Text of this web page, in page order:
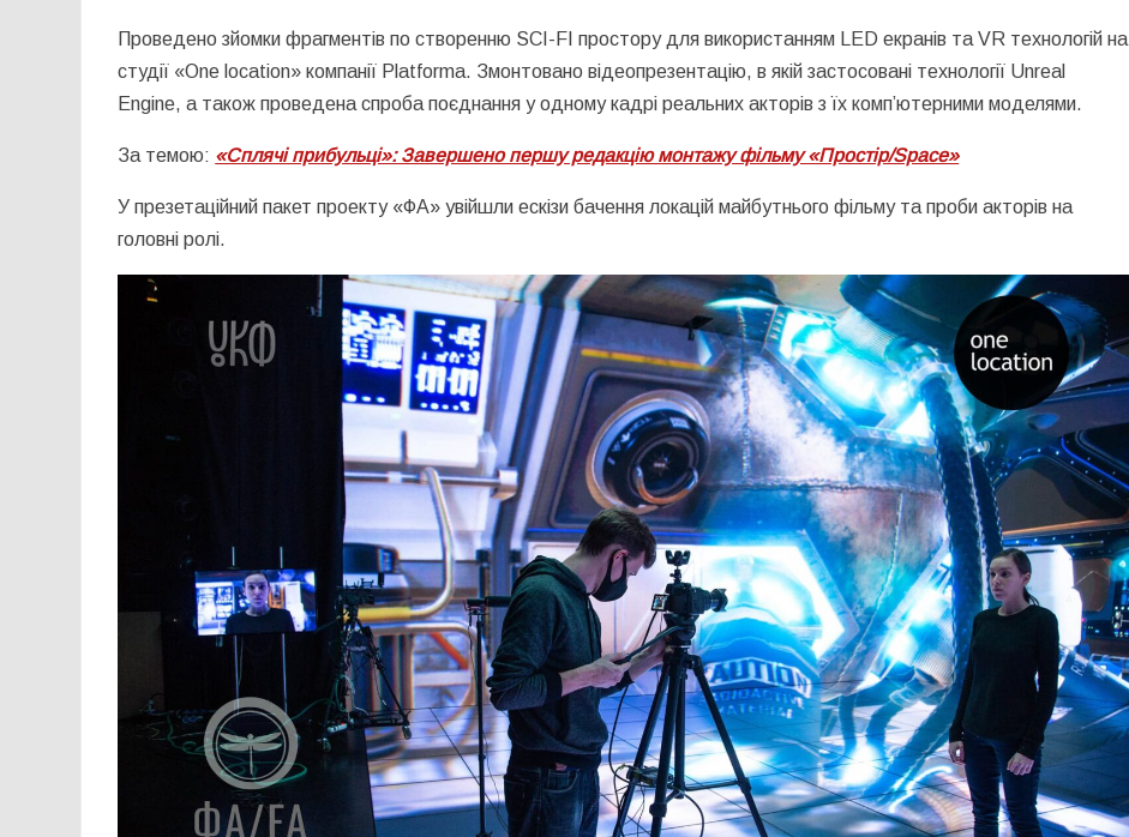
Проведено зйомки фрагментів по створенню SCI-FI простору для використанням LED екранів та VR технологій на
студії «One location» компанії Platforma. Змонтовано відеопрезентацію, в якій застосовані технології Unreal
Engine, а також проведена спроба поєднання у одному кадрі реальних акторів з їх комп’ютерними моделями.
За темою: «Сплячі прибульці»: Завершено першу редакцію монтажу фільму «Простір/Space»
У презетаційний пакет проекту «ФА» увійшли ескізи бачення локацій майбутнього фільму та проби акторів на
головні ролі.